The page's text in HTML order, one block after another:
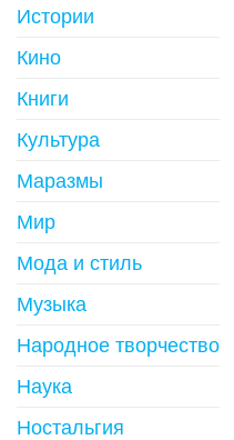
Истории
Кино
Книги
Культура
Маразмы
Мир
Мода и стиль
Музыка
Народное творчество
Наука
Ностальгия